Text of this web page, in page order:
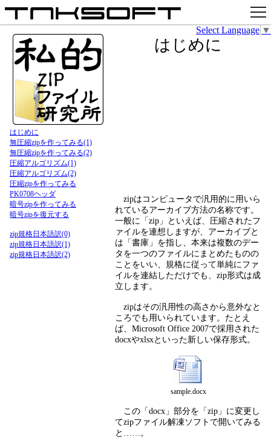
アプリ
x
Github
pixiv
お問い合わせ
Select Language ▼
はじめに
無圧縮zipを作ってみる(1)
無圧縮zipを作ってみる(2)
圧縮アルゴリズム(1)
圧縮アルゴリズム(2)
圧縮zipを作ってみる
PK0708ヘッダ
暗号zipを作ってみる
暗号zipを復元する
zip規格日本語訳(0)
zip規格日本語訳(1)
zip規格日本語訳(2)
はじめに
zipはコンピュータで汎用的に用いら
れているアーカイブ方法の名称です。
一般に「zip」といえば、圧縮されたフ
ァイルを連想しますが、アーカイブと
は「書庫」を指し、本来は複数のデー
タを一つのファイルにまとめたものの
ことをいい、規格に従って単純にファ
イルを連結しただけでも、zip形式は成
立します。
zipはその汎用性の高さから意外なと
ころでも用いられています。たとえ
ば、Microsoft Office 2007で採用された
docxやxlsxといった新しい保存形式。
sample.docx
この「docx」部分を「zip」に変更し
てzipファイル解凍ソフトで開いてみる
と……。